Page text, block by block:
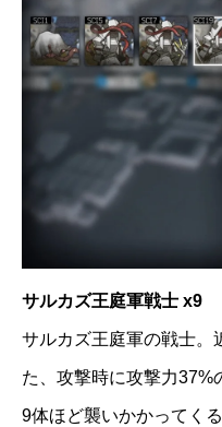
サルカズ王庭軍戦士 x9
サルカズ王庭軍の戦士。
た、攻撃時に攻撃力37%
9体ほど襲いかかってくる